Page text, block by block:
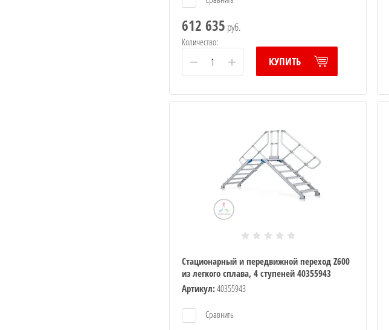
612 635 руб.
Количество:
− + КУПИТЬ
Стационарный и передвижной переход Z600
из легкого сплава, 4 ступеней 40355943
Артикул:40355943
Сравнить